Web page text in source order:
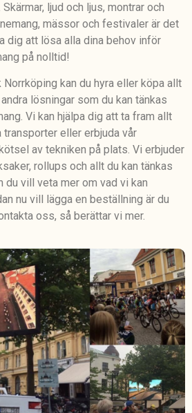
ljud och ljus, montrar och
mässor och festivaler är det
dig att lösa alla dina behov inför
på nolltid!
kan du hyra eller köpa allt
lösningar som du kan tänkas
Vi kan hjälpa dig att ta fram allt
eller erbjuda vår
av tekniken på plats. Vi erbjuder
rollups och allt du kan tänkas
du vill veta mer om vad vi kan
nu vill lägga en beställning är du
oss, så berättar vi mer.